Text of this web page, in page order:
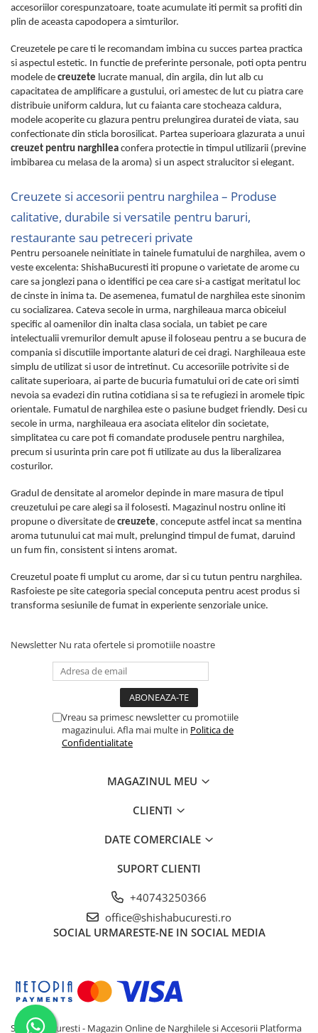
accesoriilor corespunzatoare, toate acumulate iti permit sa profiti din
plin de aceasta capodopera a simturilor.
Creuzetele pe care ti le recomandam imbina cu succes partea practica
si aspectul estetic. In functie de preferinte personale, poti opta pentru
modele de creuzete lucrate manual, din argila, din lut alb cu
capacitatea de amplificare a gustului, ori amestec de lut cu piatra care
distribuie uniform caldura, lut cu faianta care stocheaza caldura,
modele acoperite cu glazura pentru prelungirea duratei de viata, sau
confectionate din sticla borosilicat. Partea superioara glazurata a unui
creuzet pentru narghilea confera protectie in timpul utilizarii (previne
imbibarea cu melasa de la aroma) si un aspect stralucitor si elegant.
Creuzete si accesorii pentru narghilea – Produse
calitative, durabile si versatile pentru baruri,
restaurante sau petreceri private
Pentru persoanele neinitiate in tainele fumatului de narghilea, avem o
veste excelenta: ShishaBucuresti iti propune o varietate de arome cu
care sa jonglezi pana o identifici pe cea care si-a castigat meritatul loc
de cinste in inima ta. De asemenea, fumatul de narghilea este sinonim
cu socializarea. Cateva secole in urma, narghileaua marca obiceiul
specific al oamenilor din inalta clasa sociala, un tabiet pe care
intelectualii vremurilor demult apuse il foloseau pentru a se bucura de
compania si discutiile importante alaturi de cei dragi. Narghileaua este
simplu de utilizat si usor de intretinut. Cu accesoriile potrivite si de
calitate superioara, ai parte de bucuria fumatului ori de cate ori simti
nevoia sa evadezi din rutina cotidiana si sa te refugiezi in aromele tipic
orientale. Fumatul de narghilea este o pasiune budget friendly. Desi cu
secole in urma, narghileaua era asociata elitelor din societate,
simplitatea cu care pot fi comandate produsele pentru narghilea,
precum si usurinta prin care pot fi utilizate au dus la liberalizarea
costurilor.
Gradul de densitate al aromelor depinde in mare masura de tipul
creuzetului pe care alegi sa il folosesti. Magazinul nostru online iti
propune o diversitate de creuzete, concepute astfel incat sa mentina
aroma tutunului cat mai mult, prelungind timpul de fumat, daruind
un fum fin, consistent si intens aromat.
Creuzetul poate fi umplut cu arome, dar si cu tutun pentru narghilea.
Rasfoieste pe site categoria special conceputa pentru acest produs si
transforma sesiunile de fumat in experiente senzoriale unice.
Newsletter Nu rata ofertele si promotiile noastre
Vreau sa primesc newsletter cu promotiile
magazinului. Afla mai multe in Politica de
Confidentialitate
MAGAZINUL MEU
CLIENTI
DATE COMERCIALE
SUPORT CLIENTI
+40743250366
office@shishabucuresti.ro
SOCIAL URMARESTE-NE IN SOCIAL MEDIA
Shisha Bucuresti - Magazin Online de Narghilele si Accesorii Platforma